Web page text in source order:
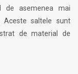
de asemenea mai
Aceste saltele sunt
de material de